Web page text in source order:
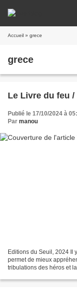
Accueil » grece
grece
Le Livre du feu
Publié le 17/10/2024 à
Par manou
Editions du Seuil, 2024 Il
permet de mieux
tribulations des héros et